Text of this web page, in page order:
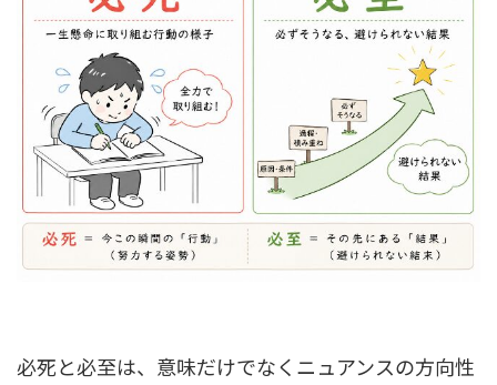
必死と必至は、意味だけでなくニュアンスの方向性